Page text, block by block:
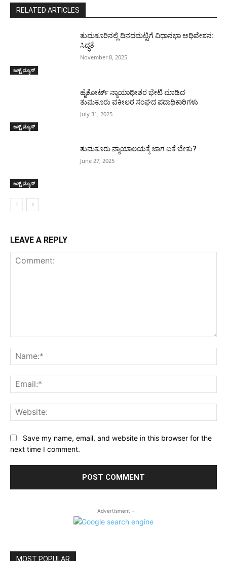
RELATED ARTICLES
ಜಸ್ಟ್ ನ್ಯೂಸ್
ತುಮಕೂರಿನಲ್ಲಿ ದಿನದಮಟ್ಟಿಗೆ ವಿಧಾನಭಾ ಅಧಿವೇಶನ:
ಸಿದ್ಧತೆ
November 8, 2025
ಜಸ್ಟ್ ನ್ಯೂಸ್
ಹೈಕೋರ್ಟ್ ನ್ಯಾಯಾಧೀಶರ ಭೇಟಿ ಮಾಡಿದ
ತುಮಕೂರು ವಕೀಲರ ಸಂಘದ ಪದಾಧಿಕಾರಿಗಳು
July 31, 2025
ಜಸ್ಟ್ ನ್ಯೂಸ್
ತುಮಕೂರು ನ್ಯಾಯಾಲಯಕ್ಕೆ ಜಾಗ ಏಕೆ ಬೇಕು?
June 27, 2025
LEAVE A REPLY
Save my name, email, and website in this browser for the
next time I comment.
- Advertisment -
MOST POPULAR